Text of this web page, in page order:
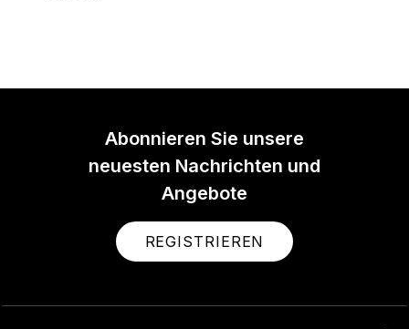
Abonnieren Sie unsere
neuesten Nachrichten und
Angebote
REGISTRIEREN